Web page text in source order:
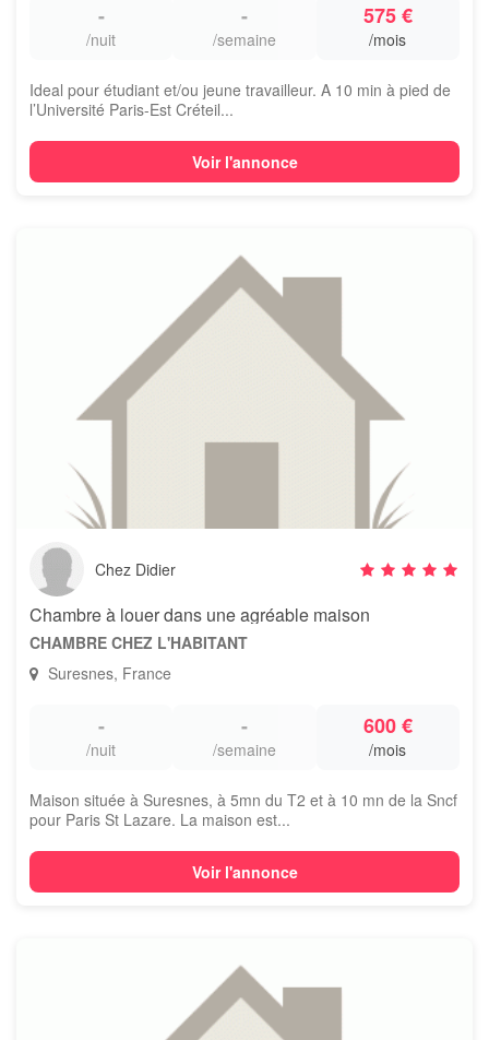
-
/nuit
-
/semaine
575 €
/mois
Ideal pour étudiant et/ou jeune travailleur. A 10 min à pied de
l’Université Paris-Est Créteil...
Voir l'annonce
Chez Didier
Chambre à louer dans une agréable maison
CHAMBRE CHEZ L'HABITANT
Suresnes, France
-
/nuit
-
/semaine
600 €
/mois
Maison située à Suresnes, à 5mn du T2 et à 10 mn de la Sncf
pour Paris St Lazare. La maison est...
Voir l'annonce